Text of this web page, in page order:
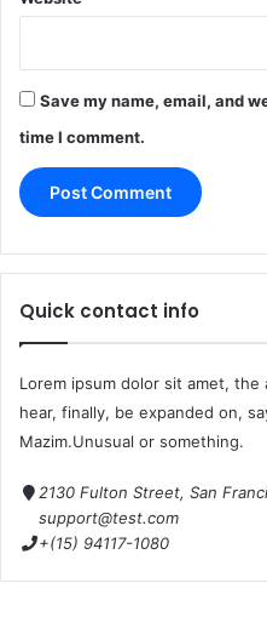
Save my name, email, and
time I comment.
Quick contact info
Lorem ipsum dolor sit amet,
hear, finally, be expanded on,
Mazim.Unusual or something.
2130 Fulton Street, San
support@test.com
+(15) 94117-1080